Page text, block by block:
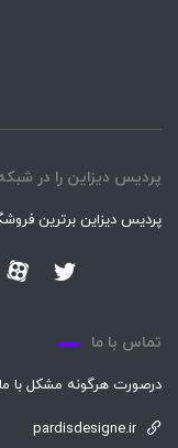
پردیس دیزاین را در
پردیس دیزاین برترین
تماس با ما
درصورت هرگونه مشکل با ما
pardisdesigne.ir